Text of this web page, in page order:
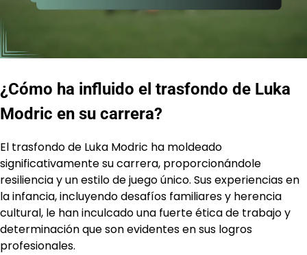
¿Cómo ha influido el trasfondo de Luka
Modric en su carrera?
El trasfondo de Luka Modric ha moldeado
significativamente su carrera, proporcionándole
resiliencia y un estilo de juego único. Sus experiencias en
la infancia, incluyendo desafíos familiares y herencia
cultural, le han inculcado una fuerte ética de trabajo y
determinación que son evidentes en sus logros
profesionales.